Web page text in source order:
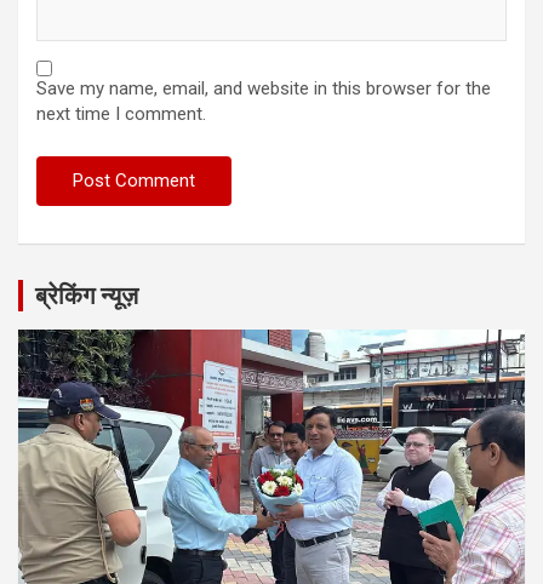
Save my name, email, and website in this browser for the
next time I comment.
ब्रेकिंग न्यूज़